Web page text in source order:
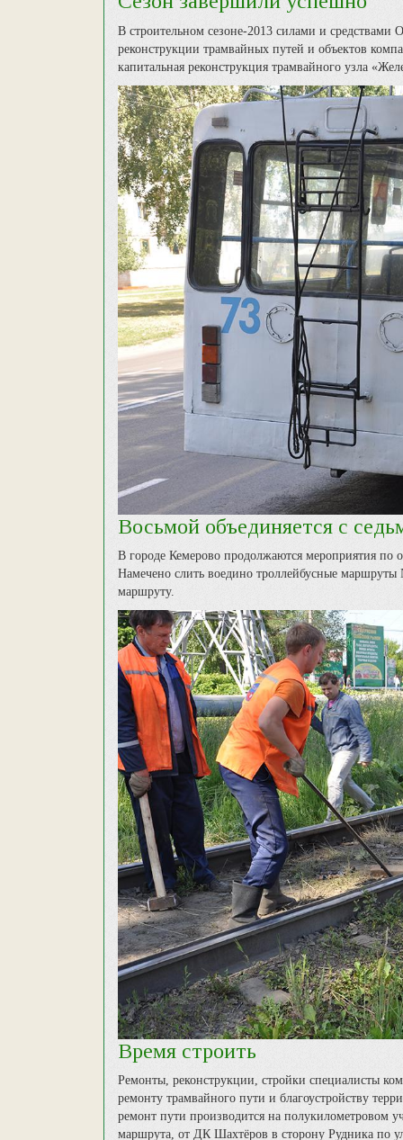
В строительном сезоне-2013 силами и
реконструкции трамвайных путей и объектов
капитальная реконструкция трамвайного узла
Восьмой объединяется с
В городе Кемерово продолжаются мероприятия по
Намечено слить воедино троллейбусные
маршруту.
Время строить
Ремонты, реконструкции, стройки специалисты
ремонту трамвайного пути и благоустройству
ремонт пути производится на полукилометровом
маршрута, от ДК Шахтёров в сторону Рудника по